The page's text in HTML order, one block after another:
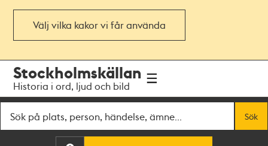
Välj vilka kakor vi får använda
navigationen
huvudinnehållet
Stockholmskällan
Historia i ord, ljud och bild
Sök